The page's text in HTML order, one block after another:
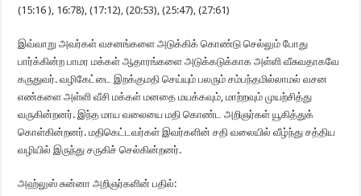
(15:16 ), 16:78), (17:12), (20:53), (25:47), (27:61)
இவ்வாறு அவர்கள் வசனங்களை அடுக்கிக் கொண்டு செல்லும் போது
பார்க்கின்ற பாமர மக்கள் ஆதாரங்களை அடுக்கடுக்காக அள்ளி வீசுவதாகவே
கருதுவர். வழிகேட்டை இறக்குமதி செய்யும் பலரும் சம்பந்தமில்லாமல் வசன
எண்களை அள்ளி வீசி மக்கள் மனதை மயக்கவும், மாற்றவும் முயற்சித்து
வருகின்றனர். இந்த மாய வலையை மதி கொண்ட அறிஞர்கள் யூகித்துக்
கொள்கின்றனர். மதிகெட்டவர்கள் இவர்களின் சதி வலையில் வீழ்ந்து சத்திய
வழியில் இருந்து சருகிச் செல்கின்றனர்.
அஹ்லுஸ் சுன்னா அறிஞர்களின் பதில்: